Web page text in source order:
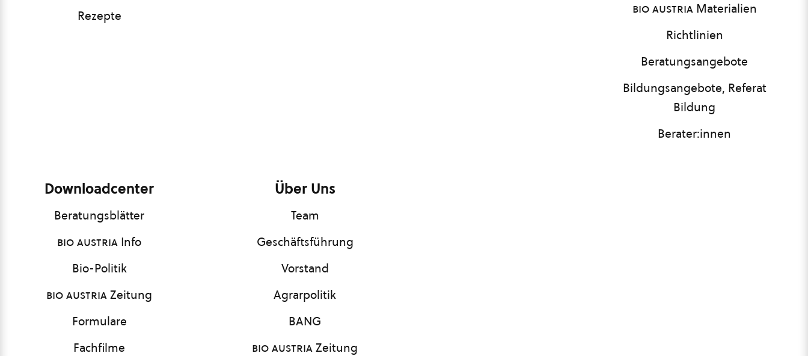
Rezepte
bio austriaMaterialien
Richtlinien
Beratungsangebote
Bildungsangebote, Referat
Bildung
Berater:innen
Downloadcenter
Beratungsblätter
bio austria Info
Bio-Politik
bio austriaZeitung
Formulare
Fachfilme
Über Uns
Team
Geschäftsführung
Vorstand
Agrarpolitik
BANG
bio austriaZeitung